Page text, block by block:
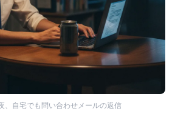
、自宅でも問い合わせメールの返信